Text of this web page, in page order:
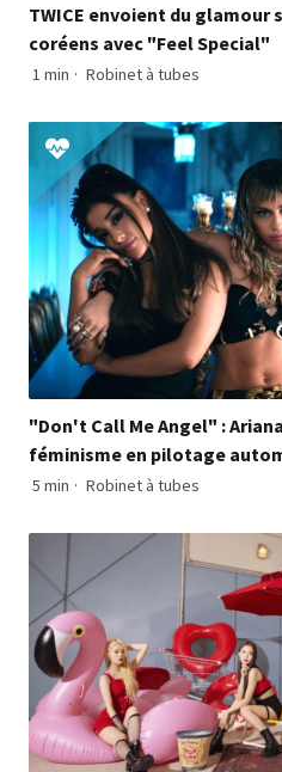
TWICE envoient du glamour
coréens avec "Feel Special"
1 min · Robinet à tubes
"Don't Call Me Angel" :
féminisme en pilotage
5 min · Robinet à tubes